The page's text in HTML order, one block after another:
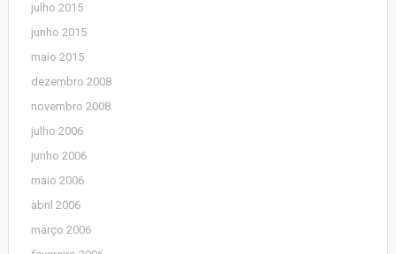
julho 2015
junho 2015
maio 2015
dezembro 2008
novembro 2008
julho 2006
junho 2006
maio 2006
abril 2006
março 2006